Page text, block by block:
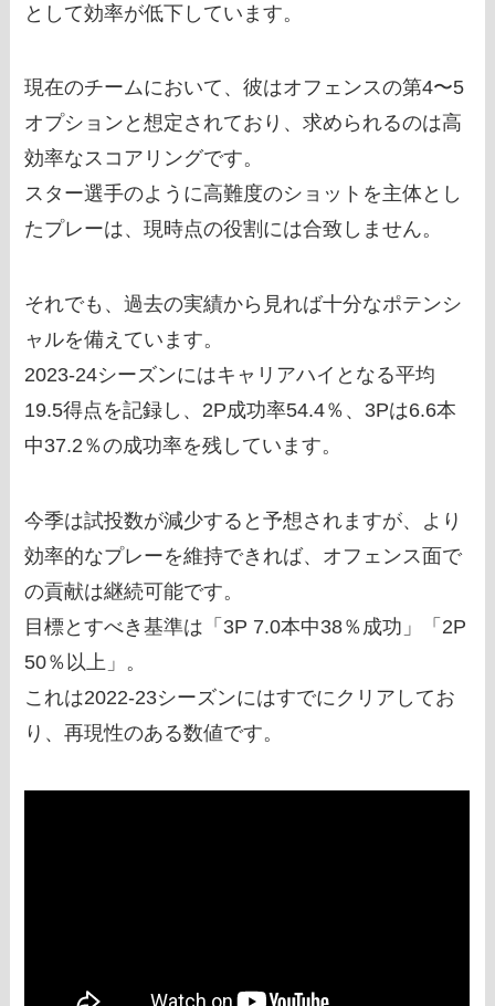
として効率が低下しています。
現在のチームにおいて、彼はオフェンスの第4〜5
オプションと想定されており、求められるのは高
効率なスコアリングです。
スター選手のように高難度のショットを主体とし
たプレーは、現時点の役割には合致しません。
それでも、過去の実績から見れば十分なポテンシ
ャルを備えています。
2023-24シーズンにはキャリアハイとなる平均
19.5得点を記録し、2P成功率54.4％、3Pは6.6本
中37.2％の成功率を残しています。
今季は試投数が減少すると予想されますが、より
効率的なプレーを維持できれば、オフェンス面で
の貢献は継続可能です。
目標とすべき基準は「3P 7.0本中38％成功」「2P
50％以上」。
これは2022-23シーズンにはすでにクリアしてお
り、再現性のある数値です。